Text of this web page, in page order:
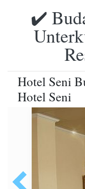
✔️
Hotel Seni
Hotel Seni